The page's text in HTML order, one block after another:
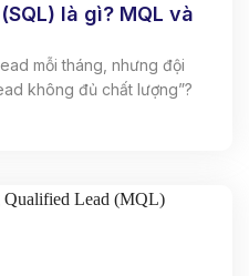
là gì? MQL và
mỗi tháng, nhưng đội
không đủ chất lượng”?